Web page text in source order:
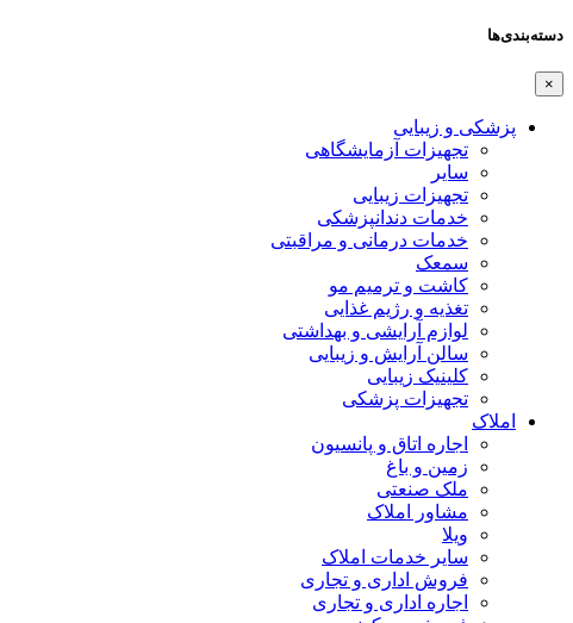
دسته‌بندی‌ها
×
پزشکی و زیبایی
تجهیزات آزمایشگاهی
سایر
تجهیزات زیبایی
خدمات دندانپزشکی
خدمات درمانی و مراقبتی
سمعک
کاشت و ترمیم مو
تغذیه و رژیم غذایی
لوازم آرایشی و بهداشتی
سالن آرایش و زیبایی
کلینیک زیبایی
تجهیزات پزشکی
املاک
اجاره اتاق و پانسیون
زمین و باغ
ملک صنعتی
مشاور املاک
ویلا
سایر خدمات املاک
فروش اداری و تجاری
اجاره اداری و تجاری